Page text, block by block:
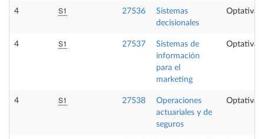
4 S1 27536
Sistemas
decisionales
Optativa
4 S1 27537
Sistemas de
información
para el
marketing
Optativa
4 S1 27538
Operaciones
actuariales y de
seguros
Optativa